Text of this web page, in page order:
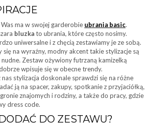
ma w swojej garderobie ubrania basic.
bluzkato ubrania, które często nosimy.
uniwersalne i z chęcią zestawiamy je ze sobą.
się na wyraźny, modny akcent takie stylizacje są
Zestaw ożywiony futrzaną kamizelką
wpisuje się w obecne trendy.
stylizacja doskonale sprawdzi się na różne
ją na spacer, zakupy, spotkanie z przyjaciółką,
znajomych i rodziny, a także do pracy, gdzie
dress code.
DO ZESTAWU?